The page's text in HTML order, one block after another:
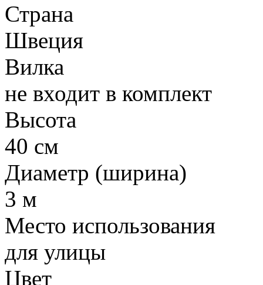
Страна
Швеция
Вилка
не входит в комплект
Высота
40 см
Диаметр (ширина)
3 м
Место использования
для улицы
Цвет